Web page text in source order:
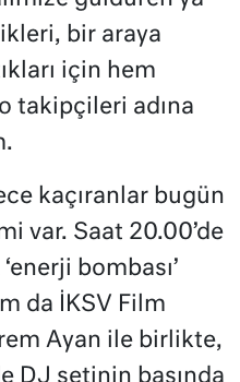
bir araya
için hem
takipçileri adına
kaçıranlar bugün
var. Saat 20.00’de
bombası’
da İKSV Film
Ayan ile birlikte,
DJ setinin başında